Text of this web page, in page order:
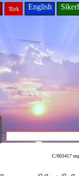
Türk English
C/003417